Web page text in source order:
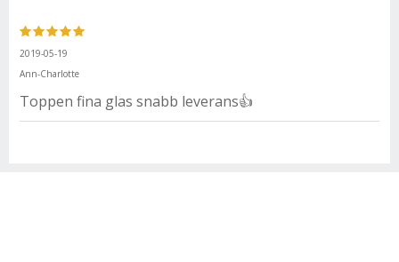
2019-05-19
Ann-Charlotte
Toppen fina glas snabb leverans👍